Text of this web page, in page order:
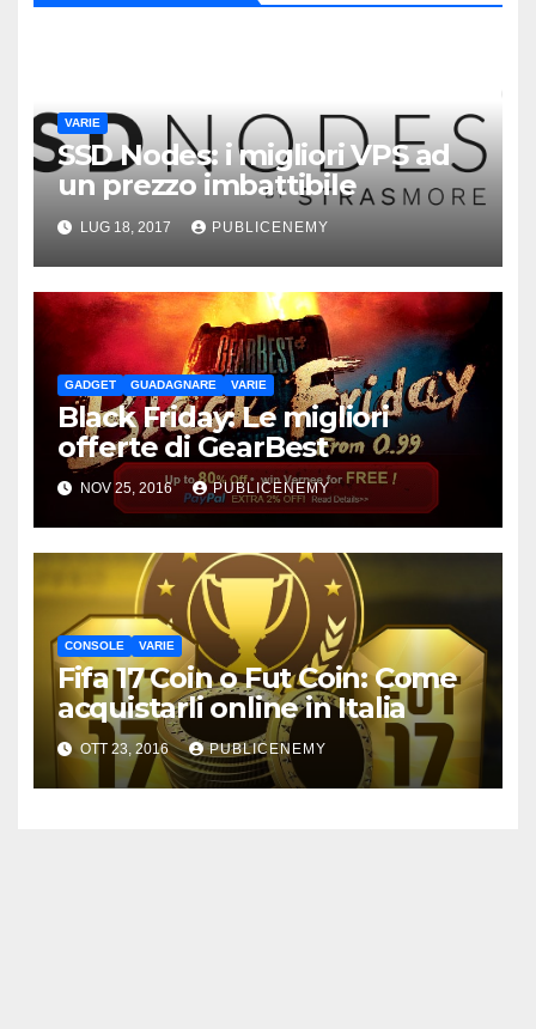
VARIE
SSD Nodes: i migliori VPS ad
un prezzo imbattibile
LUG 18, 2017 PUBLICENEMY
GADGET GUADAGNARE VARIE
Black Friday: Le migliori
offerte di GearBest
NOV 25, 2016 PUBLICENEMY
CONSOLE VARIE
Fifa 17 Coin o Fut Coin: Come
acquistarli online in Italia
OTT 23, 2016 PUBLICENEMY